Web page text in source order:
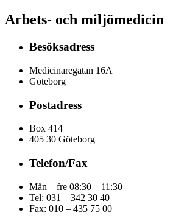
Arbets- och miljömedicin
Besöksadress
Medicinaregatan 16A
Göteborg
Postadress
Box 414
405 30 Göteborg
Telefon/Fax
Mån – fre 08:30 – 11:30
Tel: 031 – 342 30 40
Fax: 010 – 435 75 00